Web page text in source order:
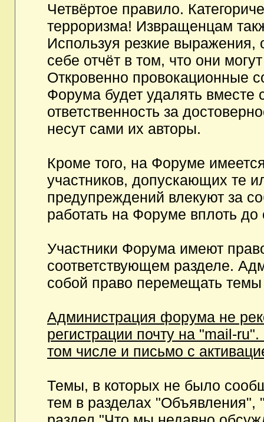
Четвёртое правило.
терроризма! Извращенцам
Используя резкие выражения,
себе отчёт в том, что они
Откровенно провокационные
Форума будет удалять вместе
ответственность за
несут сами их авторы.
Кроме того, на Форуме
участников, допускающих те
предупреждений влекуют за
работать на Форуме вплоть
Участники Форума имеют
соответствующем разделе.
собой право перемещать темы
Администрация форума не
регистрации почту на "mail-
том числе и письмо с
Темы, в которых не было
тем в разделах